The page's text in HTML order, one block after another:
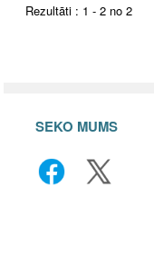
Rezultāti : 1 - 2 no 2
SEKO MUMS